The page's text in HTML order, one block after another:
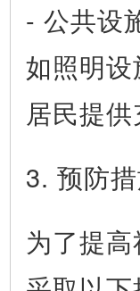
- 公共设
如照明
居民提
3. 预防
为了提